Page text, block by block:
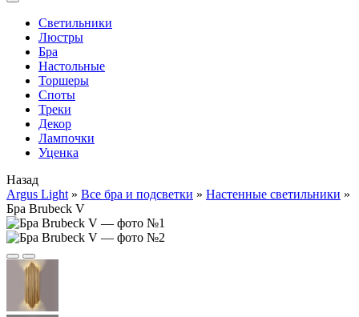
Cветильники
Люстры
Бра
Настольные
Торшеры
Споты
Треки
Декор
Лампочки
Уценка
Назад
Argus Light » Все бра и подсветки » Настенные светильники »
Бра Brubeck V